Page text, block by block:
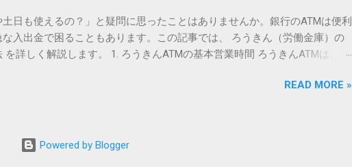
が可能になります。 LINE連携で「不在連絡票」とおさらばできる理由 日
ンアプリ「LINE」を佐川急便と連携させると、荷物の受け取り体験が一変
不在連絡票に記載されたQRコードを読み取る手間すら、過去のものになり
するだけで、希望の日時や場所を指定して再配達を依頼できます。 2. 24
。その時間に急な予定が入ってしまった場合、届く前に受取時間を変更で
日も使えるの？」と疑問に思ったことはありませんか。銀行のATMは便利
入出金で困ることもあります。この記事では、 ろうきん（労働金庫）の
詳しく解説します。 1. ろうきんATMの基本営業時間 ろうきんATMは、利
） 店舗内ATMは、銀行窓口と同じ営業時間で利用でき、 窓口での対応も
手数料が異なる 点に注意が必要です。 平日8:45〜18:00：手数料無料または
円程度の手数料が発生 深夜（21:00〜翌7:00）：提携ATMは利用できない場
READ MORE »
Powered by Blogger